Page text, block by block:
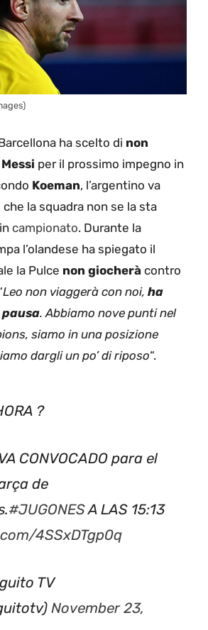
ha scelto di non
per il prossimo impegno in
Koeman, l’argentino va
la squadra non se la sta
campionato. Durante la
l’olandese ha spiegato il
la Pulce non giocherà contro
Leo non viaggerà con noi, ha
. Abbiamo nove punti nel
siamo in una posizione
dargli un po’ di riposo“.
?
CONVOCADO para el
de
#JUGONESA LAS 15:13
4SSxDTgp0q
TV
November 23,